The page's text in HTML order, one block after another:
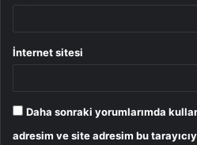
İnternet sitesi
Daha sonraki yorumlarımda
adresim ve site adresim bu